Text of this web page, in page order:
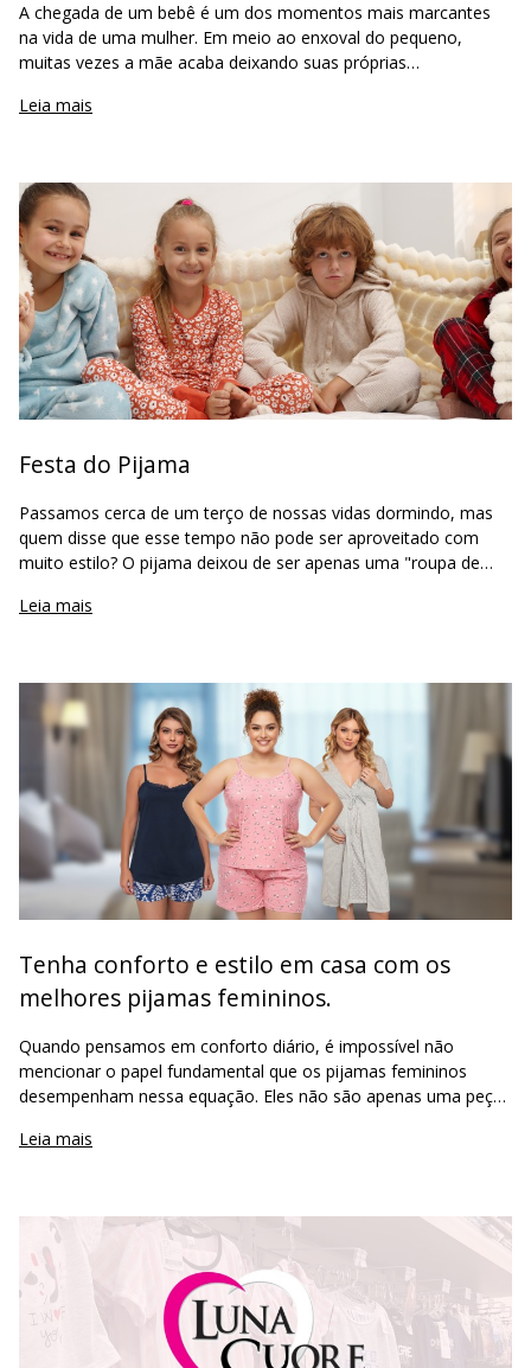
A chegada de um bebê é um dos momentos mais marcantes
na vida de uma mulher. Em meio ao enxoval do pequeno,
muitas vezes a mãe acaba deixando suas próprias
maternidade da mamãe é fundamental para gara
Leia mais
Festa do Pijama
Passamos cerca de um terço de nossas vidas dormindo, mas
quem disse que esse tempo não pode ser aproveitado com
muito estilo? O pijama deixou de ser apenas uma "roupa de
Seja para uma tarde
Leia mais
Tenha conforto e estilo em casa com os
melhores pijamas femininos.
Quando pensamos em conforto diário, é impossível não
mencionar o papel fundamental que os pijamas femininos
desempenham nessa equação. Eles não são apenas uma peça
bem-estar. Após um longo dia d
Leia mais